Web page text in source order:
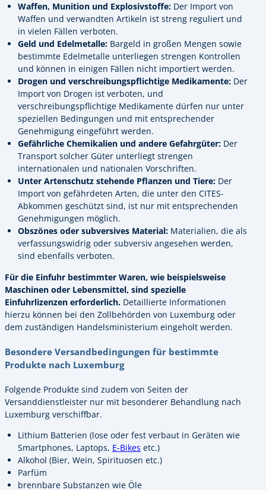
Waffen, Munition und Explosivstoffe: Der Import von
Waffen und verwandten Artikeln ist streng reguliert und
in vielen Fällen verboten.
Geld und Edelmetalle: Bargeld in großen Mengen sowie
bestimmte Edelmetalle unterliegen strengen Kontrollen
und können in einigen Fällen nicht importiert werden.
Drogen und verschreibungspflichtige Medikamente: Der
Import von Drogen ist verboten, und
verschreibungspflichtige Medikamente dürfen nur unter
speziellen Bedingungen und mit entsprechender
Genehmigung eingeführt werden.
Gefährliche Chemikalien und andere Gefahrgüter: Der
Transport solcher Güter unterliegt strengen
internationalen und nationalen Vorschriften.
Unter Artenschutz stehende Pflanzen und Tiere: Der
Import von gefährdeten Arten, die unter den CITES-
Abkommen geschützt sind, ist nur mit entsprechenden
Genehmigungen möglich.
Obszönes oder subversives Material: Materialien, die als
verfassungswidrig oder subversiv angesehen werden,
sind ebenfalls verboten.
Für die Einfuhr bestimmter Waren, wie beispielsweise
Maschinen oder Lebensmittel, sind spezielle
Einfuhrlizenzen erforderlich. Detaillierte Informationen
hierzu können bei den Zollbehörden von Luxemburg oder
dem zuständigen Handelsministerium eingeholt werden.
Besondere Versandbedingungen für bestimmte
Produkte nach Luxemburg
Folgende Produkte sind zudem von Seiten der
Versanddienstleister nur mit besonderer Behandlung nach
Luxemburg verschiffbar.
Lithium Batterien (lose oder fest verbaut in Geräten wie
Smartphones, Laptops, E-Bikes etc.)
Alkohol (Bier, Wein, Spirituosen etc.)
Parfüm
brennbare Substanzen wie Öle